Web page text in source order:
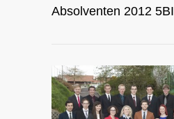
Absolventen 2012 5BI